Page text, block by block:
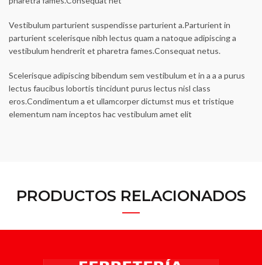
Vestibulum parturient suspendisse parturient a.Parturient in
parturient scelerisque nibh lectus quam a natoque adipiscing a
vestibulum hendrerit et pharetra fames.Consequat netus.
Scelerisque adipiscing bibendum sem vestibulum et in a a a purus
lectus faucibus lobortis tincidunt purus lectus nisl class
eros.Condimentum a et ullamcorper dictumst mus et tristique
elementum nam inceptos hac vestibulum amet elit
PRODUCTOS RELACIONADOS